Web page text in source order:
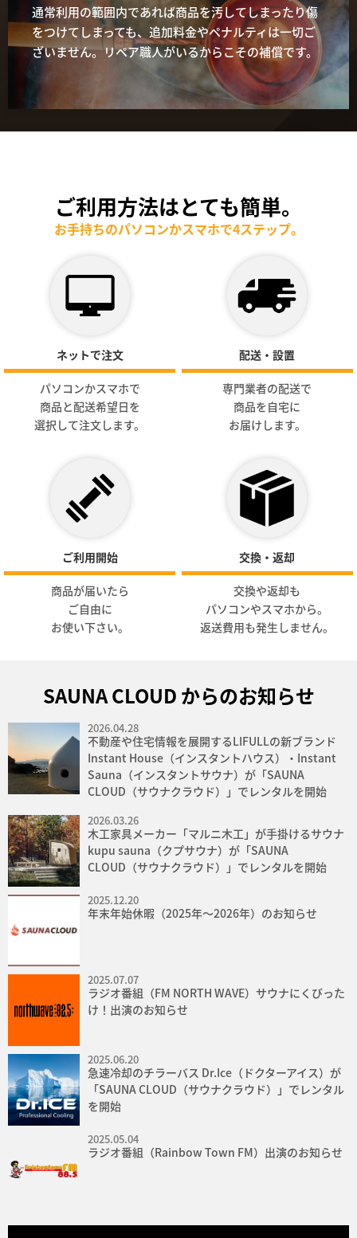
通常利用の範囲内であれば商品を汚してしまったり傷
をつけてしまっても、追加料金やペナルティは一切ご
ざいません。リペア職人がいるからこその補償です。
ご利用方法はとても簡単。
お手持ちのパソコンかスマホで4ステップ。
ネットで注文
パソコンかスマホで
商品と配送希望日を
選択して注文します。
配送・設置
専門業者の配送で
商品を自宅に
お届けします。
ご利用開始
商品が届いたら
ご自由に
お使い下さい。
交換・返却
交換や返却も
パソコンやスマホから。
返送費用も発生しません。
SAUNA CLOUD からのお知らせ
2026.04.28
不動産や住宅情報を展開するLIFULLの新ブランド
Instant House（インスタントハウス）・Instant
Sauna（インスタントサウナ）が「SAUNA
CLOUD（サウナクラウド）」でレンタルを開始
2026.03.26
木工家具メーカー「マルニ木工」が手掛けるサウナ
kupu sauna（クプサウナ）が「SAUNA
CLOUD（サウナクラウド）」でレンタルを開始
2025.12.20
年末年始休暇（2025年〜2026年）のお知らせ
2025.07.07
ラジオ番組（FM NORTH WAVE）サウナにくびった
け！出演のお知らせ
2025.06.20
急速冷却のチラーバス Dr.Ice（ドクターアイス）が
「SAUNA CLOUD（サウナクラウド）」でレンタル
を開始
2025.05.04
ラジオ番組（Rainbow Town FM）出演のお知らせ